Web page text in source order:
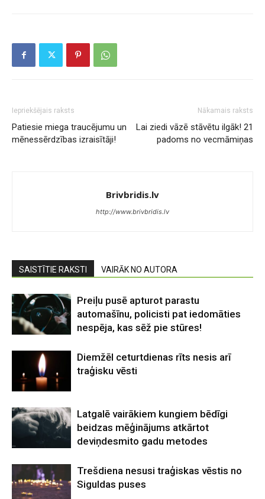
Iepriekšējais raksts
Patiesie miega traucējumu un
mēnessērdzības izraisītāji!
Nākamais raksts
Lai ziedi vāzē stāvētu ilgāk! 21
padoms no vecmāmiņas
Brivbridis.lv
http://www.brivbridis.lv
SAISTĪTIE RAKSTI VAIRĀK NO AUTORA
Preiļu pusē apturot parastu
automašīnu, policisti pat iedomāties
nespēja, kas sēž pie stūres!
Diemžēl ceturtdienas rīts nesis arī
traģisku vēsti
Latgalē vairākiem kungiem bēdīgi
beidzas mēģinājums atkārtot
deviņdesmito gadu metodes
Trešdiena nesusi traģiskas vēstis no
Siguldas puses